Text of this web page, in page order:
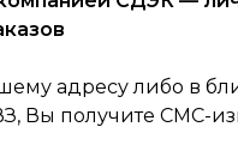
адресу либо в
Вы получите СМС-